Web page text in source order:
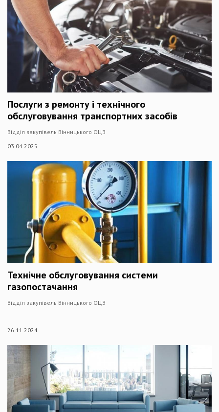
Послуги з ремонту і технічного
обслуговування транспортних засобів
Відділ закупівель Вінницького ОЦЗ
03.04.2025
Технічне обслуговування системи
газопостачання
Відділ закупівель Вінницького ОЦЗ
26.11.2024